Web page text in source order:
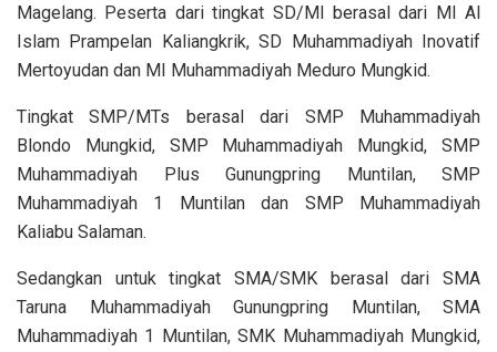
Magelang. Peserta dari tingkat SD/MI berasal dari MI Al
Islam Prampelan Kaliangkrik, SD Muhammadiyah Inovatif
Mertoyudan dan MI Muhammadiyah Meduro Mungkid.
Tingkat SMP/MTs berasal dari SMP Muhammadiyah
Blondo Mungkid, SMP Muhammadiyah Mungkid, SMP
Muhammadiyah Plus Gunungpring Muntilan, SMP
Muhammadiyah 1 Muntilan dan SMP Muhammadiyah
Kaliabu Salaman.
Sedangkan untuk tingkat SMA/SMK berasal dari SMA
Taruna Muhammadiyah Gunungpring Muntilan, SMA
Muhammadiyah 1 Muntilan, SMK Muhammadiyah Mungkid,